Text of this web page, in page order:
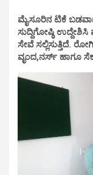
ಮೈಸೂರಿನ ಟಿಕೆ
ಸುದ್ದಿಗೋಷ್ಠಿ
ಸೇವೆ ಸಲ್ಲಿಸುತ್ತಿದೆ.
ವೃಂದ,ನರ್ಸ್ ಹಾಗೂ